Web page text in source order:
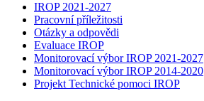
IROP 2021-2027
Pracovní příležitosti
Otázky a odpovědi
Evaluace IROP
Monitorovací výbor IROP 2021-2027
Monitorovací výbor IROP 2014-2020
Projekt Technické pomoci IROP